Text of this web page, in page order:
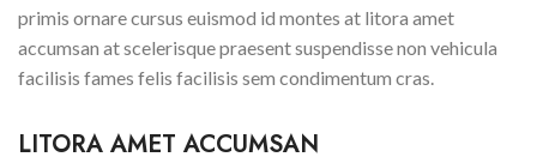
primis ornare cursus euismod id montes at litora amet
accumsan at scelerisque praesent suspendisse non vehicula
facilisis fames felis facilisis sem condimentum cras.
LITORA AMET ACCUMSAN